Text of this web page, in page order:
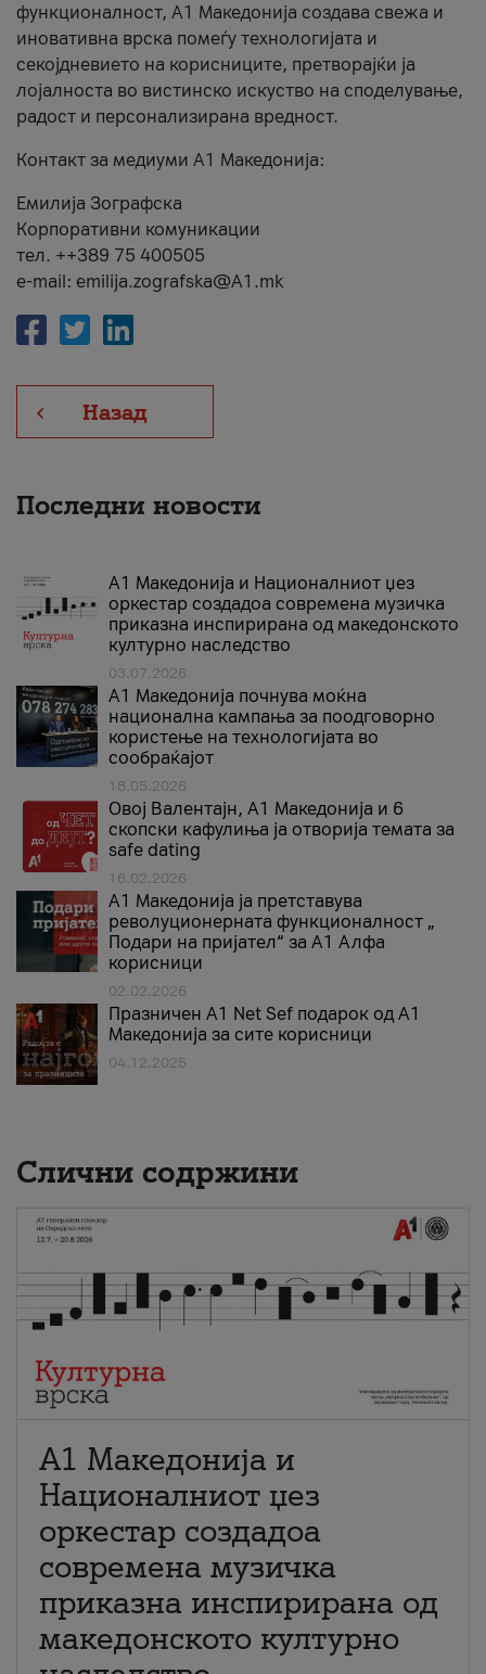
функционалност, А1 Македонија создава свежа и
иновативна врска помеѓу технологијата и
секојдневието на корисниците, претворајќи ја
лојалноста во вистинско искуство на споделување,
радост и персонализирана вредност.
Контакт за медиуми А1 Македонија:
Емилија Зографска
Корпоративни комуникации
тел. ++389 75 400505
e-mail: emilija.zografska@A1.mk
Назад
Последни новости
А1 Македонија и Националниот џез
оркестар создадоа современа музичка
приказна инспирирана од македонското
културно наследство
03.07.2026
A1 Македонија почнува моќна
национална кампања за поодговорно
користење на технологијата во
сообраќајот
18.05.2026
Овој Валентајн, A1 Македонија и 6
скопски кафулиња ја отворија темата за
safe dating
16.02.2026
А1 Македонија ја претставува
револуционерната функционалност „
Подари на пријател“ за А1 Алфа
корисници
02.02.2026
Празничен A1 Net Sеf подарок од А1
Македонија за сите корисници
04.12.2025
Слични содржини
А1 Македонија и
Националниот џез
оркестар создадоа
современа музичка
приказна инспирирана од
македонското културно